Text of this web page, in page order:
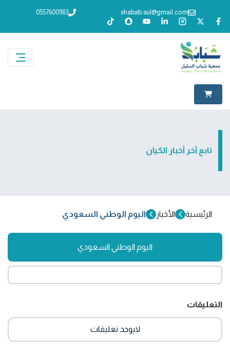
shabab.sul@gmail.com
0557600983
تابع آخر أخبار الكيان
الرئيسية الأخبار اليوم الوطني السعودي
اليوم الوطني السعودي
التعليقات
لايوجد تعليقات